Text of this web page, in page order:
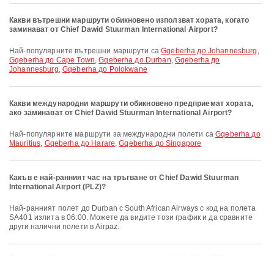
Какви вътрешни маршрути обикновено използват хората, когато
заминават от Chief Dawid Stuurman International Airport?
Най-популярните вътрешни маршрути саGqeberha до Johannesburg ,
Gqeberha до Cape Town,Gqeberha до Durban,Gqeberha до
Johannesburg, Gqeberha до Polokwane
Какви международни маршрути обикновено предприемат хората,
ако заминават от Chief Dawid Stuurman International Airport?
Най-популярните маршрути за международни полети саGqeberha до
Mauritius, Gqeberha до Harare,Gqeberha до Singapore
Какъв е най-ранният час на тръгване от Chief Dawid Stuurman
International Airport (PLZ)?
Най-ранният полет до Durban с South African Airways с код на полета
SA401 излита в 06:00. Можете да видите този график и да сравните
други налични полети в Airpaz.